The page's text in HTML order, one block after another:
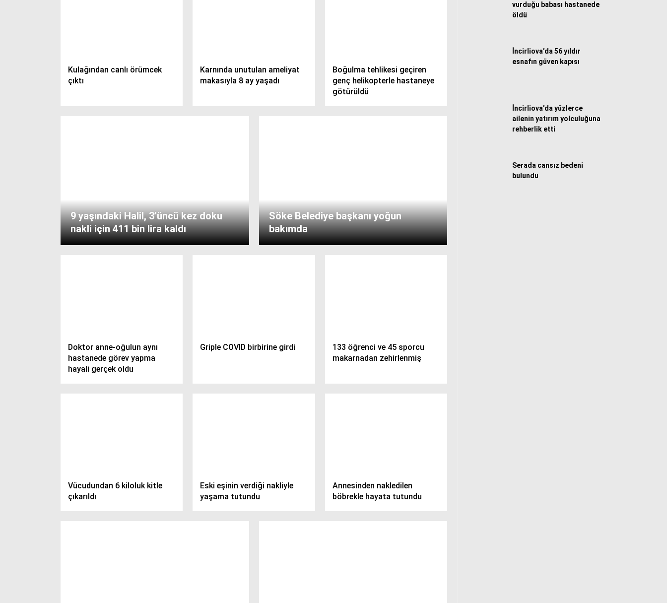
Kulağından canlı örümcek
çıktı
Karnında unutulan ameliyat
makasıyla 8 ay yaşadı
Boğulma tehlikesi geçiren
genç helikopterle hastaneye
götürüldü
9 yaşındaki Halil, 3’üncü kez doku
nakli için 411 bin lira kaldı
Söke Belediye başkanı yoğun
bakımda
Doktor anne-oğulun aynı
hastanede görev yapma
hayali gerçek oldu
Griple COVID birbirine girdi
133 öğrenci ve 45 sporcu
makarnadan zehirlenmiş
Vücudundan 6 kiloluk kitle
çıkarıldı
Eski eşinin verdiği nakliyle
yaşama tutundu
Annesinden nakledilen
böbrekle hayata tutundu
vurduğu babası hastanede
öldü
İncirliova’da 56 yıldır
esnafın güven kapısı
İncirliova’da yüzlerce
ailenin yatırım yolculuğuna
rehberlik etti
Serada cansız bedeni
bulundu